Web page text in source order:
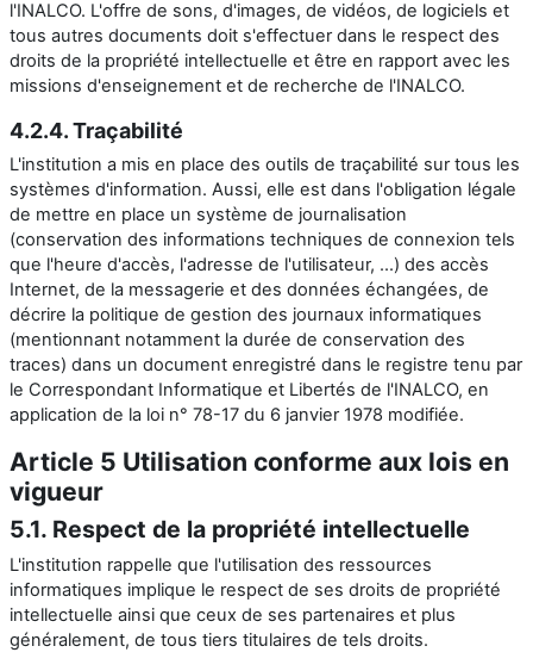
l'INALCO. L'offre de sons, d'images, de vidéos, de logiciels et
tous autres documents doit s'effectuer dans le respect des
droits de la propriété intellectuelle et être en rapport avec les
missions d'enseignement et de recherche de l'INALCO.
4.2.4. Traçabilité
L'institution a mis en place des outils de traçabilité sur tous les
systèmes d'information. Aussi, elle est dans l'obligation légale
de mettre en place un système de journalisation
(conservation des informations techniques de connexion tels
que l'heure d'accès, l'adresse de l'utilisateur, ...) des accès
Internet, de la messagerie et des données échangées, de
décrire la politique de gestion des journaux informatiques
(mentionnant notamment la durée de conservation des
traces) dans un document enregistré dans le registre tenu par
le Correspondant Informatique et Libertés de l'INALCO, en
application de la loi n° 78-17 du 6 janvier 1978 modifiée.
Article 5 Utilisation conforme aux lois en
vigueur
5.1. Respect de la propriété intellectuelle
L'institution rappelle que l'utilisation des ressources
informatiques implique le respect de ses droits de propriété
intellectuelle ainsi que ceux de ses partenaires et plus
généralement, de tous tiers titulaires de tels droits.